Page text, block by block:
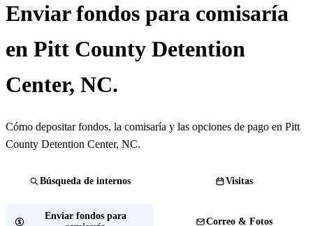
Enviar fondos para comisaría
en Pitt County Detention
Center, NC.
Cómo depositar fondos, la comisaría y las opciones de pago en Pitt
County Detention Center, NC.
Búsqueda de internos Visitas
Enviar fondos para
Correo & Fotos